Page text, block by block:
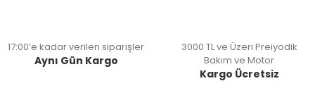
17:00’e kadar verilen siparişler
Aynı Gün Kargo
3000 TL ve Üzeri Preiyodik
Bakım ve Motor
Kargo Ücretsiz